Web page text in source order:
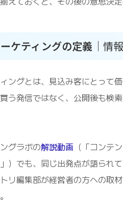
ケティングの定義｜ 情
ングとは、見込み客にとって
う発信ではなく、公開後も検
グラボの解説動画 （「コンテ
）でも、同じ出発点が語られ
リ編集部が経営者の方への取